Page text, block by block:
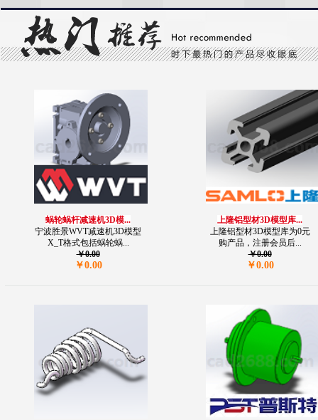
蜗轮蜗杆减速机3D模...
宁波胜景WVT减速机3D模型
X_T格式包括蜗轮蜗...
￥0.00
￥0.00
上隆铝型材3D模型库...
上隆铝型材3D模型库为0元
购产品，注册会员后...
￥0.00
￥0.00